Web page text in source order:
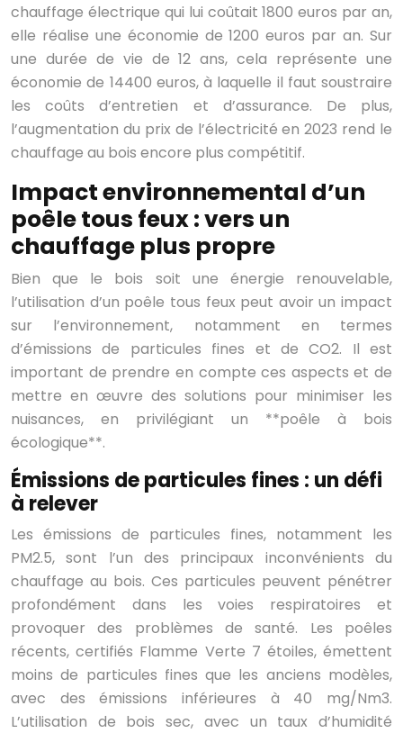
chauffage électrique qui lui coûtait 1800 euros par an,
elle réalise une économie de 1200 euros par an. Sur
une durée de vie de 12 ans, cela représente une
économie de 14400 euros, à laquelle il faut soustraire
les coûts d’entretien et d’assurance. De plus,
l’augmentation du prix de l’électricité en 2023 rend le
chauffage au bois encore plus compétitif.
Impact environnemental d’un
poêle tous feux : vers un
chauffage plus propre
Bien que le bois soit une énergie renouvelable,
l’utilisation d’un poêle tous feux peut avoir un impact
sur l’environnement, notamment en termes
d’émissions de particules fines et de CO2. Il est
important de prendre en compte ces aspects et de
mettre en œuvre des solutions pour minimiser les
nuisances, en privilégiant un **poêle à bois
écologique**.
Émissions de particules fines : un défi
à relever
Les émissions de particules fines, notamment les
PM2.5, sont l’un des principaux inconvénients du
chauffage au bois. Ces particules peuvent pénétrer
profondément dans les voies respiratoires et
provoquer des problèmes de santé. Les poêles
récents, certifiés Flamme Verte 7 étoiles, émettent
moins de particules fines que les anciens modèles,
avec des émissions inférieures à 40 mg/Nm3.
L’utilisation de bois sec, avec un taux d’humidité